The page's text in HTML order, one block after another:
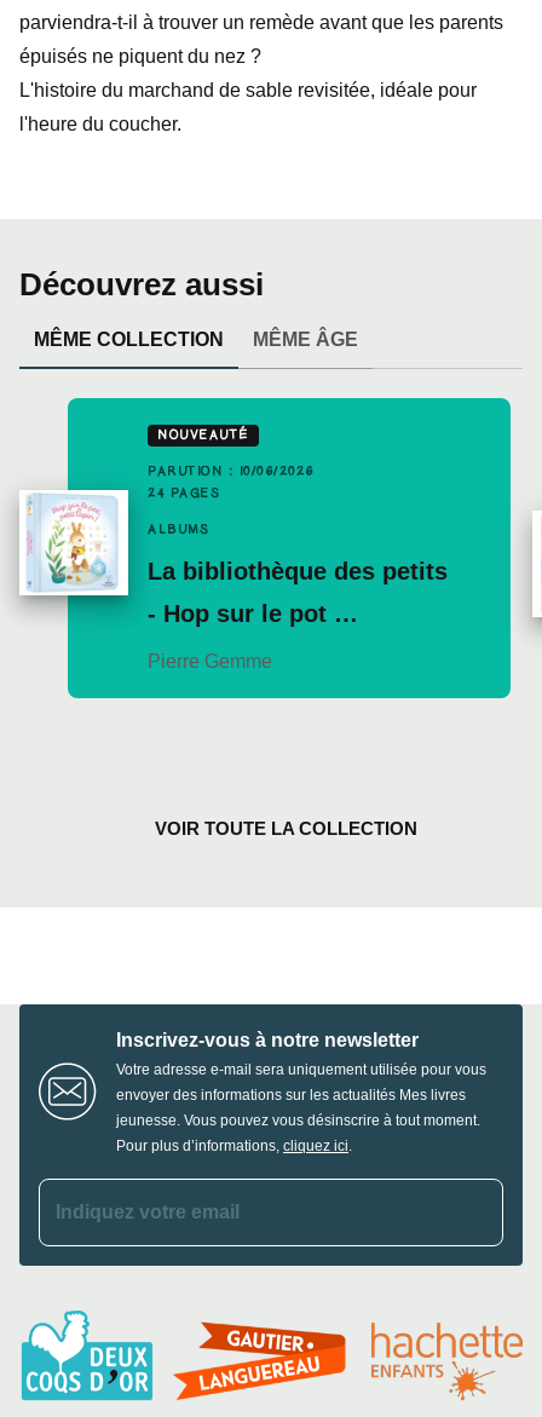
parviendra-t-il à trouver un remède avant que les parents
épuisés ne piquent du nez ?
L'histoire du marchand de sable revisitée, idéale pour
l'heure du coucher.
Découvrez aussi
MÊME COLLECTION MÊME ÂGE
NOUVEAUTÉ
PARUTION : 10/06/2026
24 PAGES
ALBUMS
La bibliothèque des petits
- Hop sur le pot …
Pierre Gemme
VOIR TOUTE LA COLLECTION
Inscrivez-vous à notre newsletter
Votre adresse e-mail sera uniquement utilisée pour vous
envoyer des informations sur les actualités Mes livres
jeunesse. Vous pouvez vous désinscrire à tout moment.
Pour plus d’informations, cliquez ici.
Indiquez votre email